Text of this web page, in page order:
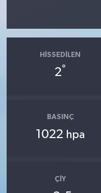
HISSEDILEN
2°
BASINÇ
1022 hpa
ÇIY